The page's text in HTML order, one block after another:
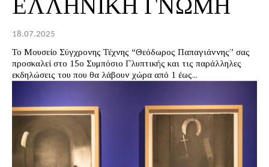
ΕΛΛΗΝΙΚΗ ΓΝΩΜΗ
18.07.2025
Το Μουσείο Σύγχρονης Τέχνης “Θεόδωρος Παπαγιάννης” σας
προσκαλεί στο 15ο Συμπόσιο Γλυπτικής και τις παράλληλες
εκδηλώσεις του που θα λάβουν χώρα από 1 έως...